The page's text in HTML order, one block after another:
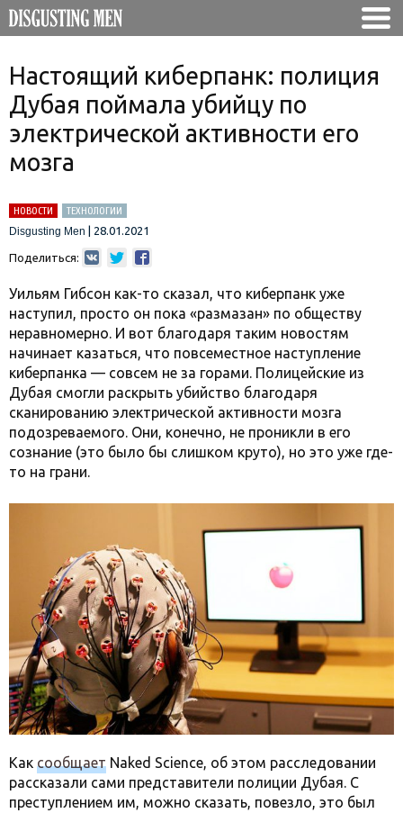
Настоящий киберпанк: полиция
Дубая поймала убийцу по
электрической активности его
мозга
НОВОСТИ
ТЕХНОЛОГИИ
Disgusting Men
28.01.2021
Поделиться:
Уильям Гибсон как-то сказал, что киберпанк уже
наступил, просто он пока «размазан» по обществу
неравномерно. И вот благодаря таким новостям
начинает казаться, что повсеместное наступление
киберпанка — совсем не за горами. Полицейские из
Дубая смогли раскрыть убийство благодаря
сканированию электрической активности мозга
подозреваемого. Они, конечно, не проникли в его
сознание (это было бы слишком круто), но это уже где-
то на грани.
Как сообщает Naked Science, об этом расследовании
рассказали сами представители полиции Дубая. С
преступлением им, можно сказать, повезло, это был